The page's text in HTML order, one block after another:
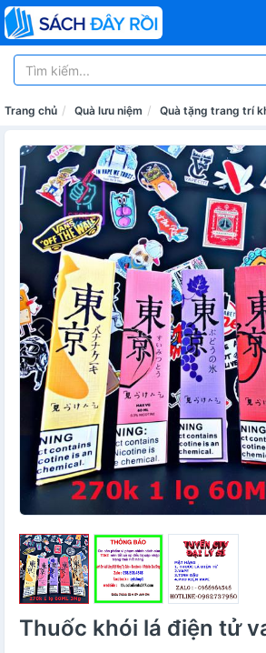
Trang chủ Quà lưu niệm Quà tặng trang trí
Thuốc khói lá điện tử